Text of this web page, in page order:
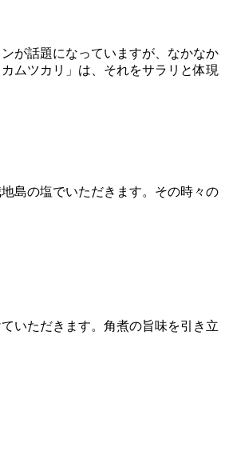
が話題になっていますが、なかなか
ムツカリ」は、それをサラリと体現
島の塩でいただきます。その時々の
いただきます。角煮の旨味を引き立